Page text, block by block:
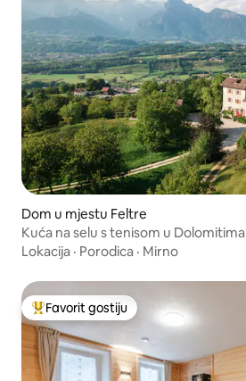
Dom u mjestu Feltre
Kuća na selu s tenisom u Dolomitima
Lokacija · Porodica · Mirno
Glavni favorit gostiju
Favorit gostiju